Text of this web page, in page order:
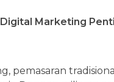
Marketing
pemasaran